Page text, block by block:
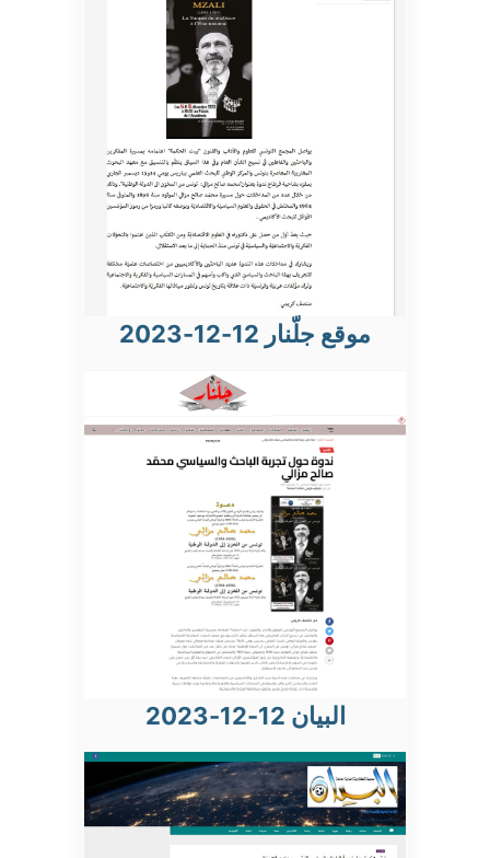
موقع جلّنار 12-12-2023
البيان 12-12-2023